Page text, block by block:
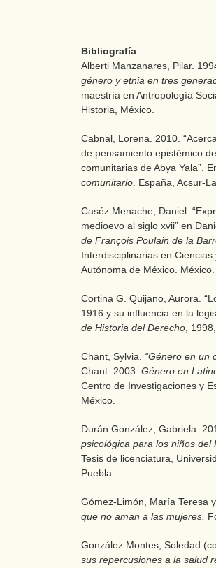
Bibliografía
Alberti Manzanares, Pilar.
género y etnia en tres
maestría en Antropología
Historia, México.
Cabnal, Lorena. 2010.
de pensamiento epistémico
comunitarias de Abya Yala”.
comunitario . España, Acsur-
Caséz Menache, Daniel.
medioevo al siglo xvii” en
de François Poulain de la
Interdisciplinarias en
Autónoma de México. México.
Cortina G. Quijano, Aurora.
1916 y su influencia en la
de Historia del Derecho ,
Chant, Sylvia. “Género en un
Chant. 2003. Género en
Centro de Investigaciones y
México.
Durán González, Gabriela.
psicológica para los niños
Tesis de licenciatura,
Puebla.
Gómez-Limón, María Teresa
que no aman a las mujeres.
González Montes, Soledad
sus repercusiones a la salud